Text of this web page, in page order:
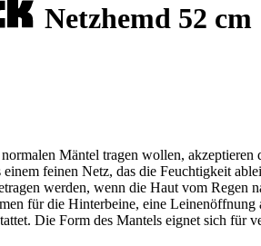
Netzhemd 52 cm
Mäntel tragen wollen,
feinen Netz, das die Feuchtigkeit
werden, wenn die Haut vom Regen
für die Hinterbeine, eine
Die Form des Mantels eignet sich für